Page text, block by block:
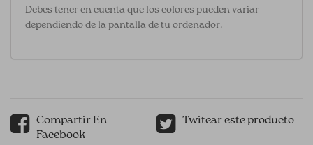
Debes tener en cuenta que los colores pueden variar
dependiendo de la pantalla de tu ordenador.
Compartir En
Facebook
Twitear este producto